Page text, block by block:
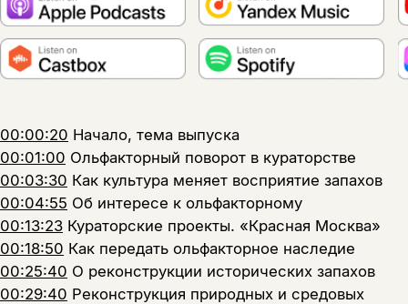
00:00:20 Начало, тема выпуска
00:01:00 Ольфакторный поворот в кураторстве
00:03:30 Как культура меняет восприятие запахов
00:04:55 Об интересе к ольфакторному
00:13:23 Кураторские проекты. «Красная Москва»
00:18:50 Как передать ольфакторное наследие
00:25:40 О реконструкции исторических запахов
00:29:40 Реконструкция природных и средовых